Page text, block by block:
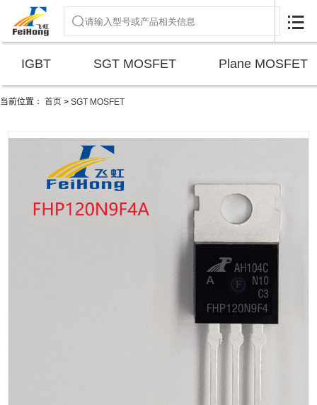

IGBT SGT MOSFET Plane MOSFET
当前位置： 首页 > SGT MOSFET